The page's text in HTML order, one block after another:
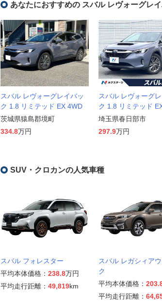
あなたにおすすめの スバル レヴォーグレ
スバル レヴォーグレイバッ
ク 1.8 リミテッド EX 4WD
茨城県猿島郡境町
334.8万円
スバル レヴォーグ
ク 1.8 リミテッド
埼玉県春日部市
297.9万円
SUV・クロカンの人気車種
スバル フォレスター
平均本体価格： 238.8万円
平均走行距離： 49,819km
スバル レガシィア
ク
平均本体価格：
平均走行距離：